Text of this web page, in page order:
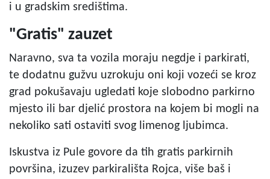
i u gradskim središtima.
"Gratis" zauzet
Naravno, sva ta vozila moraju negdje i parkirati,
te dodatnu gužvu uzrokuju oni koji vozeći se kroz
grad pokušavaju ugledati koje slobodno parkirno
mjesto ili bar djelić prostora na kojem bi mogli na
nekoliko sati ostaviti svog limenog ljubimca.
Iskustva iz Pule govore da tih gratis parkirnih
površina, izuzev parkirališta Rojca, više baš i